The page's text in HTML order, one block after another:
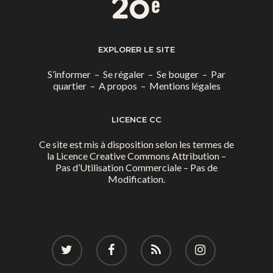
EXPLORER LE SITE
S’informer – Se régaler – Se bouger – Par
quartier– A propos – Mentions légales
LICENCE CC
Ce site est mis à disposition selon les termes de
la Licence Creative Commons Attribution –
Pas d’Utilisation Commerciale – Pas de
Modification.